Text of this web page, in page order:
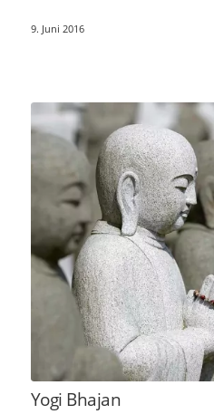
9. Juni 2016
Yogi Bhajan